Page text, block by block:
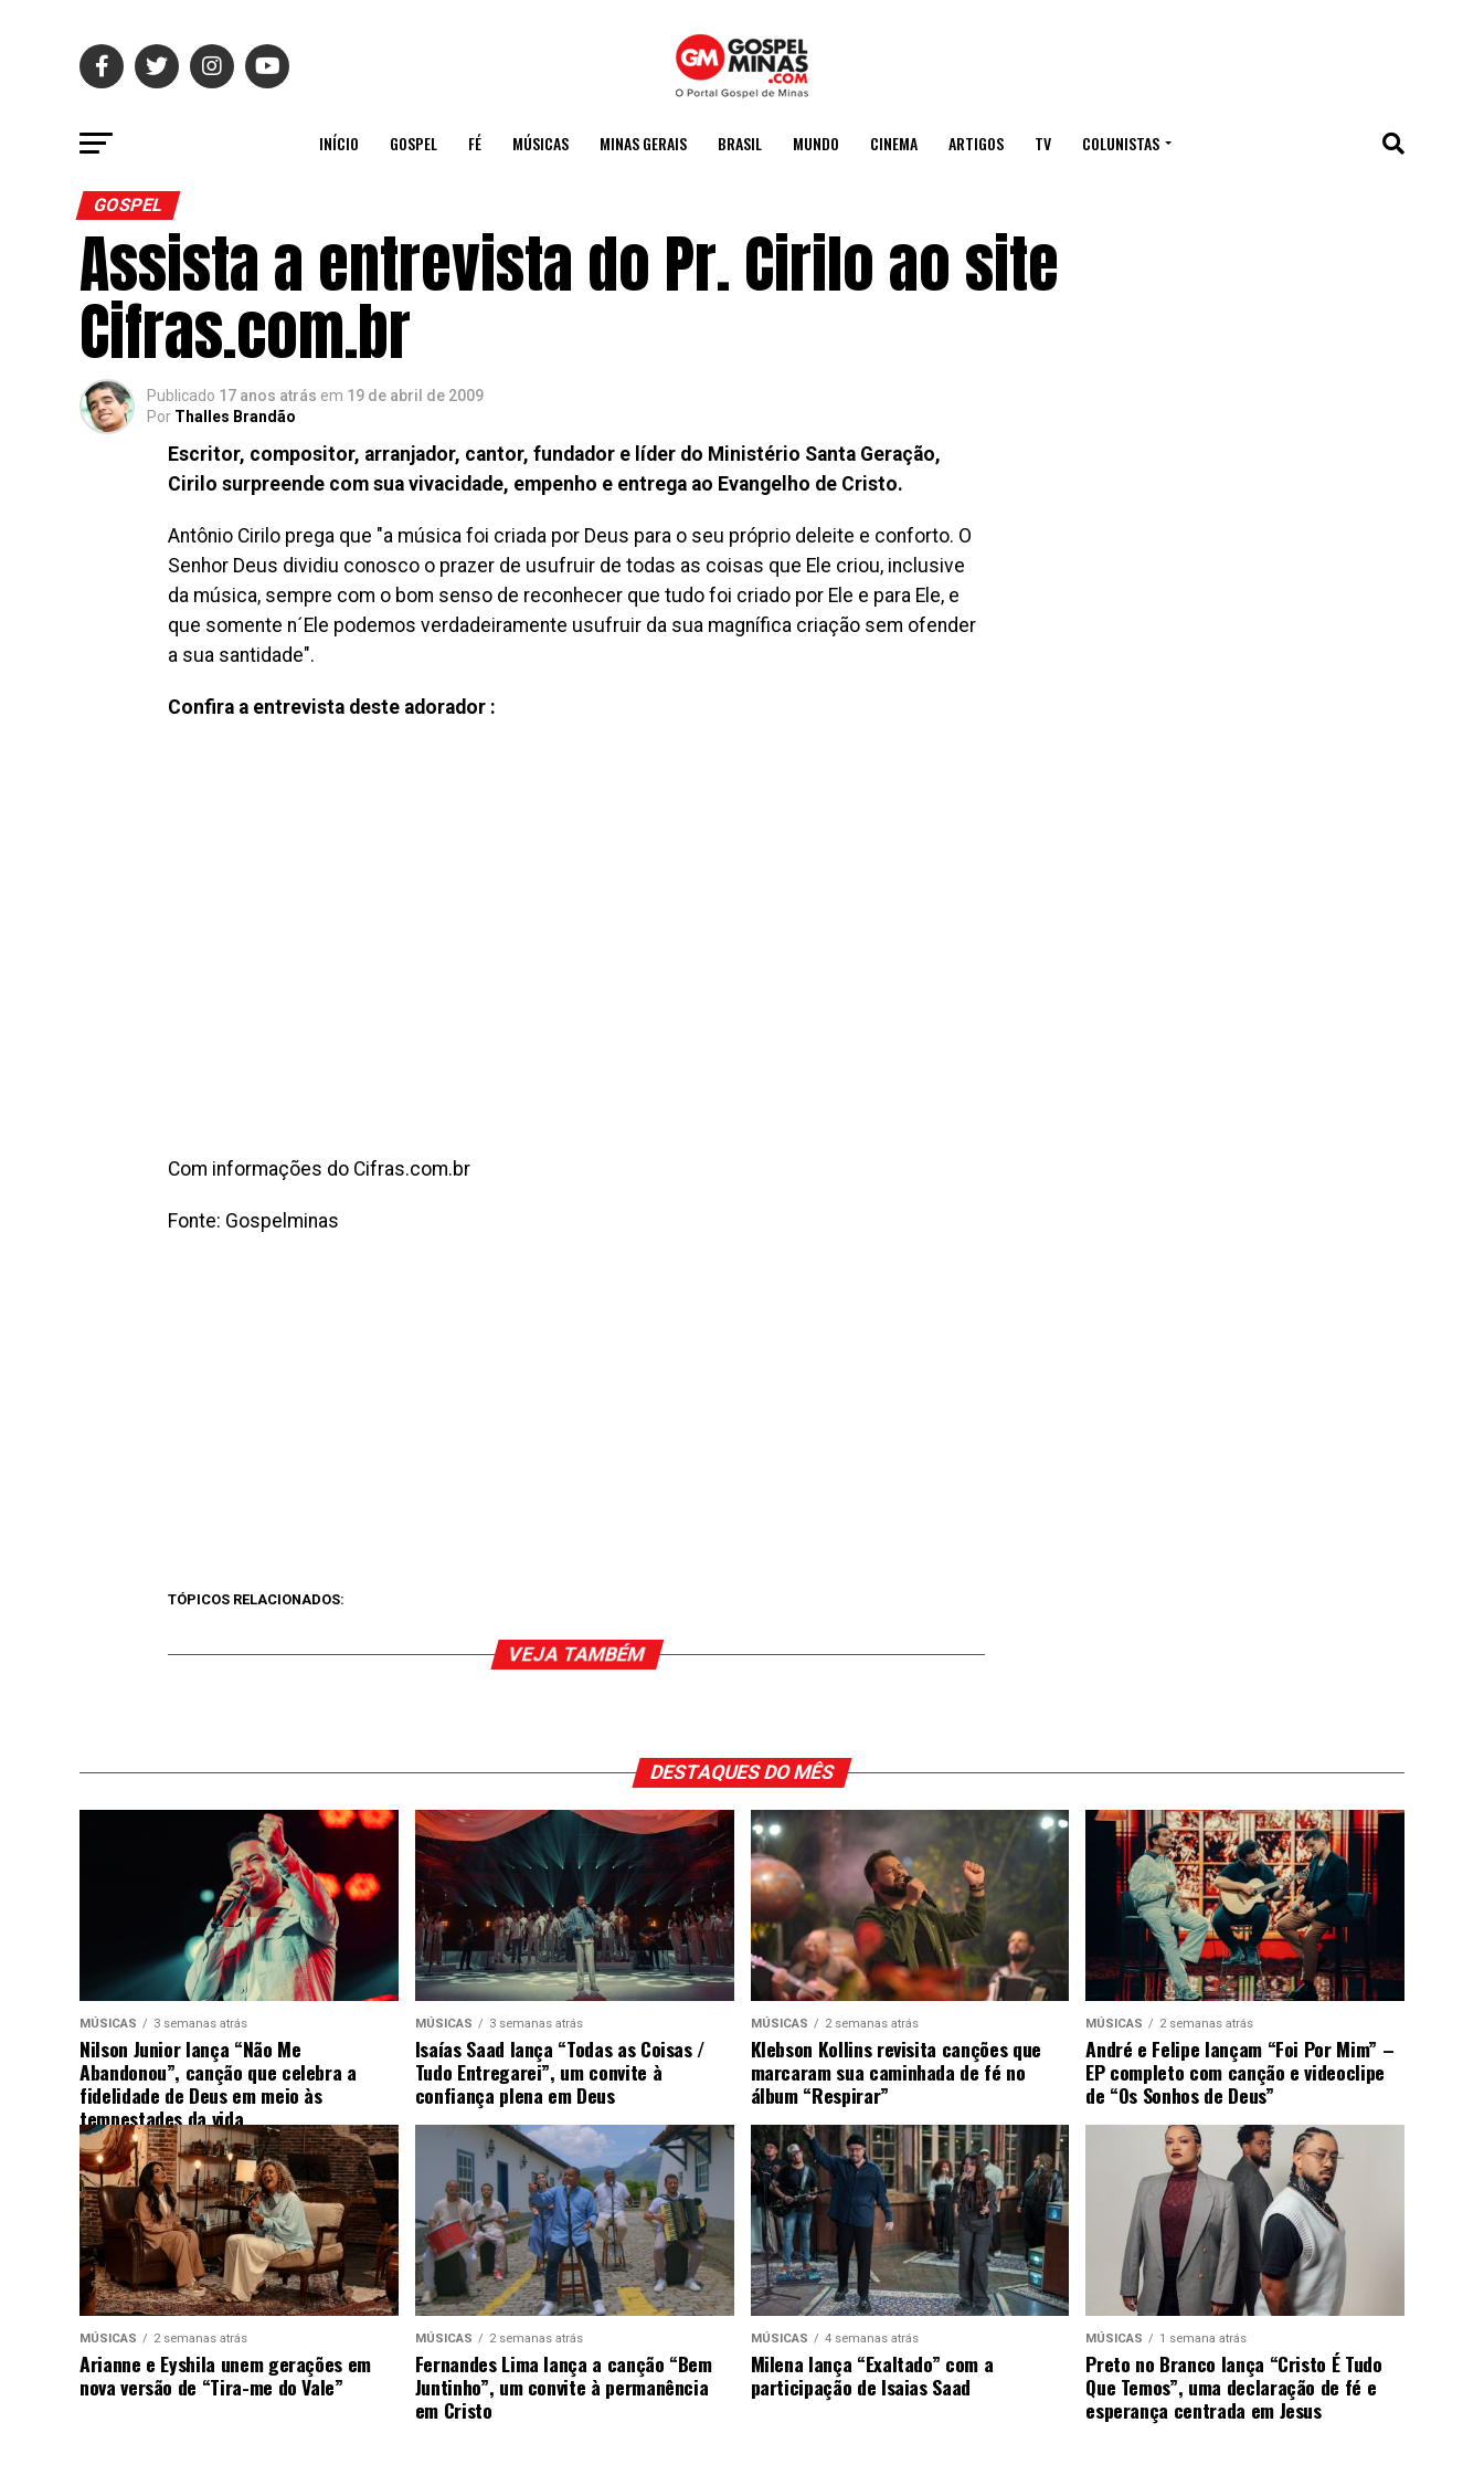
INÍCIO GOSPEL FÉ MÚSICAS MINAS GERAIS BRASIL MUNDO CINEMA ARTIGOS TV COLUNISTAS
GOSPEL
Assista a entrevista do Pr. Cirilo ao site
Cifras.com.br
Publicado 17 anos atrás em 19 de abril de 2009
Por Thalles Brandão
Escritor, compositor, arranjador, cantor, fundador e líder do Ministério Santa Geração,
Cirilo surpreende com sua vivacidade, empenho e entrega ao Evangelho de Cristo.
Antônio Cirilo prega que "a música foi criada por Deus para o seu próprio deleite e conforto. O
Senhor Deus dividiu conosco o prazer de usufruir de todas as coisas que Ele criou, inclusive
da música, sempre com o bom senso de reconhecer que tudo foi criado por Ele e para Ele, e
que somente n´Ele podemos verdadeiramente usufruir da sua magnífica criação sem ofender
a sua santidade".
Confira a entrevista deste adorador :
Com informações do Cifras.com.br
Fonte: Gospelminas
TÓPICOS RELACIONADOS:
VEJA TAMBÉM
DESTAQUES DO MÊS
MÚSICAS 3 semanas atrás
Nilson Junior lança “Não Me
Abandonou”, canção que celebra a
fidelidade de Deus em meio às
tempestades da vida
MÚSICAS 3 semanas atrás
Isaías Saad lança “Todas as Coisas /
Tudo Entregarei”, um convite à
confiança plena em Deus
MÚSICAS 2 semanas atrás
Klebson Kollins revisita canções que
marcaram sua caminhada de fé no
álbum “Respirar”
MÚSICAS 2 semanas atrás
André e Felipe lançam “Foi Por Mim” –
EP completo com canção e videoclipe
de “Os Sonhos de Deus”
MÚSICAS 2 semanas atrás
Arianne e Eyshila unem gerações em
nova versão de “Tira-me do Vale”
MÚSICAS 2 semanas atrás
Fernandes Lima lança a canção “Bem
Juntinho”, um convite à permanência
em Cristo
MÚSICAS 4 semanas atrás
Milena lança “Exaltado” com a
participação de Isaias Saad
MÚSICAS 1 semana atrás
Preto no Branco lança “Cristo É Tudo
Que Temos”, uma declaração de fé e
esperança centrada em Jesus